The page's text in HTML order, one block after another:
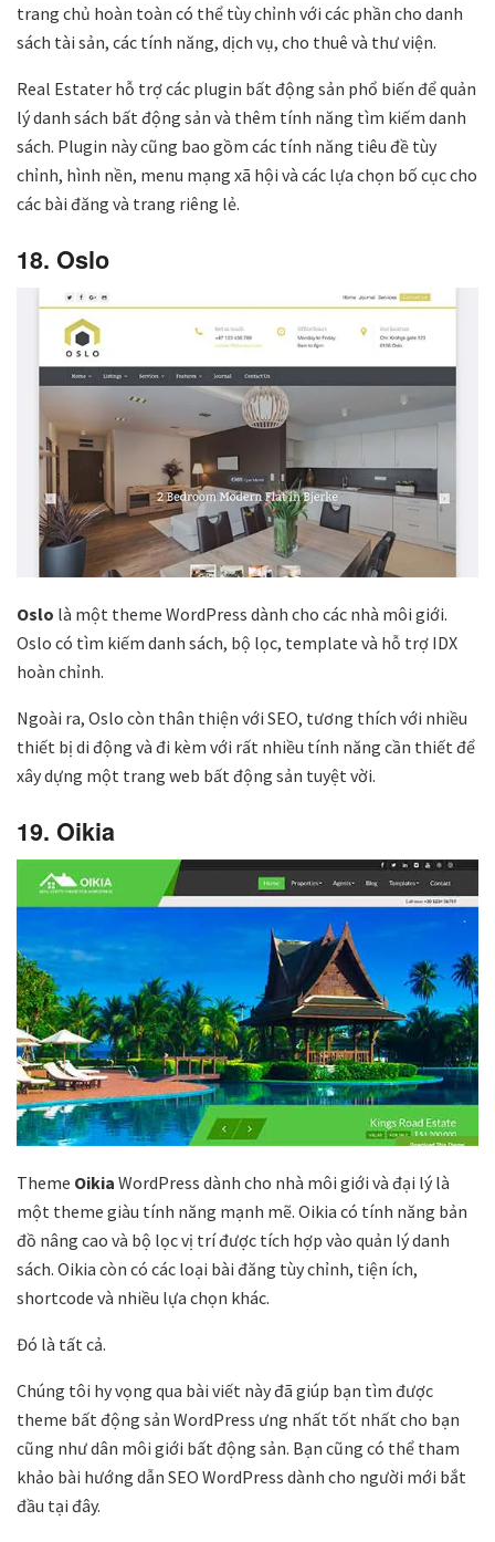
trang chủ hoàn toàn có thể tùy chỉnh với các phần cho danh
sách tài sản, các tính năng, dịch vụ, cho thuê và thư viện.
Real Estater hỗ trợ các plugin bất động sản phổ biến để quản
lý danh sách bất động sản và thêm tính năng tìm kiếm danh
sách. Plugin này cũng bao gồm các tính năng tiêu đề tùy
chỉnh, hình nền, menu mạng xã hội và các lựa chọn bố cục cho
các bài đăng và trang riêng lẻ.
18. Oslo
Oslo là một theme WordPress dành cho các nhà môi giới.
Oslo có tìm kiếm danh sách, bộ lọc, template và hỗ trợ IDX
hoàn chỉnh.
Ngoài ra, Oslo còn thân thiện với SEO, tương thích với nhiều
thiết bị di động và đi kèm với rất nhiều tính năng cần thiết để
xây dựng một trang web bất động sản tuyệt vời.
19. Oikia
Theme Oikia WordPress dành cho nhà môi giới và đại lý là
một theme giàu tính năng mạnh mẽ. Oikia có tính năng bản
đồ nâng cao và bộ lọc vị trí được tích hợp vào quản lý danh
sách. Oikia còn có các loại bài đăng tùy chỉnh, tiện ích,
shortcode và nhiều lựa chọn khác.
Đó là tất cả.
Chúng tôi hy vọng qua bài viết này đã giúp bạn tìm được
theme bất động sản WordPress ưng nhất tốt nhất cho bạn
cũng như dân môi giới bất động sản. Bạn cũng có thể tham
khảo bài hướng dẫn SEO WordPress dành cho người mới bắt
đầu tại đây.